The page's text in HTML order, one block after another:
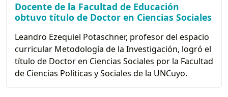
Docente de la Facultad de Educación
obtuvo título de Doctor en Ciencias Sociales
Leandro Ezequiel Potaschner, profesor del espacio
curricular Metodología de la Investigación, logró el
título de Doctor en Ciencias Sociales por la Facultad
de Ciencias Políticas y Sociales de la UNCuyo.